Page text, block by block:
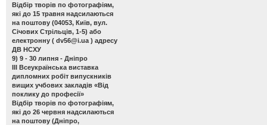
Відбір творів по фотографіям,
які до 15 травня надсилаються
на поштову (04053, Київ, вул.
Січових Стрільців, 1-5) або
електронну ( dv56@i.ua ) адресу
ДВ НСХУ
9) 9 - 30 липня - Дніпро
ІІІ Всеукраїнська виставка
дипломних робіт випускників
вищих учбових закладів «Від
поклику до професії»
Відбір творів по фотографіям,
які до 26 червня надсилаються
на поштову (Дніпро,